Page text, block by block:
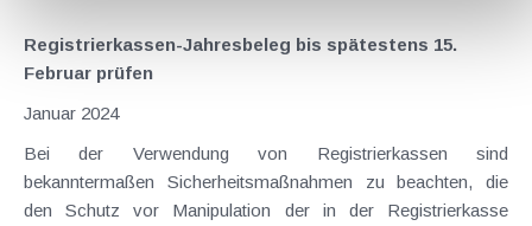
Registrierkassen-Jahresbeleg bis spätestens 15.
Februar prüfen
Januar 2024
Bei der Verwendung von Registrierkassen sind
bekanntermaßen Sicherheitsmaßnahmen zu beachten, die
den Schutz vor Manipulation der in der Registrierkasse